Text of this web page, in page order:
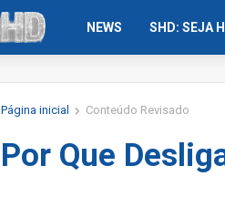
NEWS SHD: SEJA
Página inicial Conteúdo Revisado
Por Que